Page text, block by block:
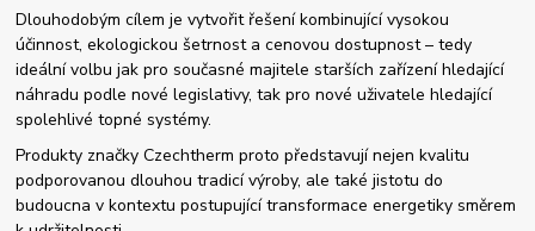
Dlouhodobým cílem je vytvořit řešení kombinující vysokou
účinnost, ekologickou šetrnost a cenovou dostupnost – tedy
ideální volbu jak pro současné majitele starších zařízení hledající
náhradu podle nové legislativy, tak pro nové uživatele hledající
spolehlivé topné systémy.
Produkty značky Czechtherm proto představují nejen kvalitu
podporovanou dlouhou tradicí výroby, ale také jistotu do
budoucna v kontextu postupující transformace energetiky směrem